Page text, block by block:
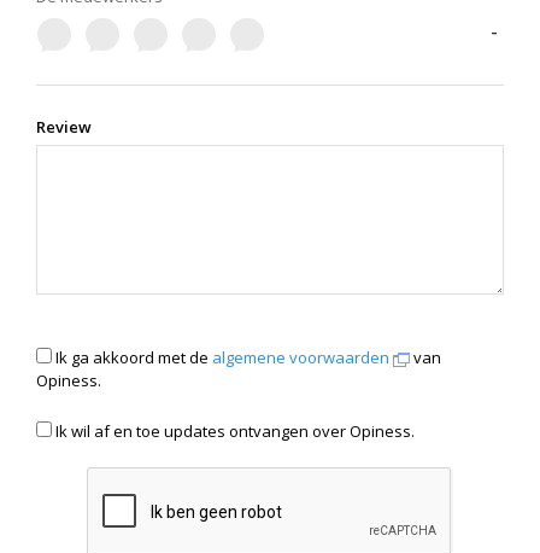
-
Review
Ik ga akkoord met de algemene voorwaarden
van
Opiness.
Ik wil af en toe updates ontvangen over Opiness.